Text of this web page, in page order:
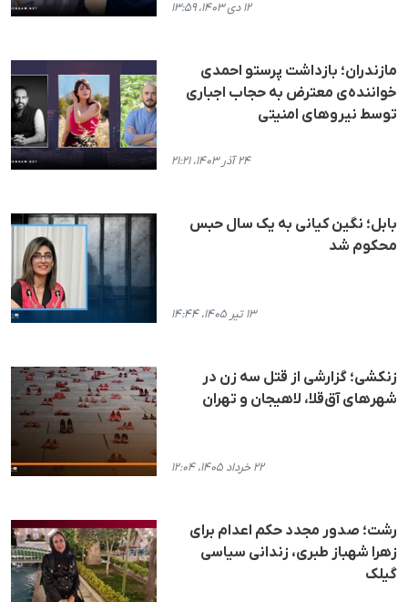
۱۲ دی ۱۴۰۳، ۱۳:۵۹
مازندران؛ بازداشت پرستو احمدی
خواننده‌ی معترض به حجاب اجباری
توسط نیروهای امنیتی
۲۴ آذر ۱۴۰۳، ۲۱:۲۱
بابل؛ نگین کیانی بە یک سال حبس
محکوم شد
۱۳ تیر ۱۴۰۵، ۱۴:۴۴
زنکشی؛ گزارشی از قتل سه زن در
شهرهای آق‌قلا، لاهیجان و تهران
۲۲ خرداد ۱۴۰۵، ۱۲:۰۴
رشت؛ صدور مجدد حکم اعدام برای
زهرا شهباز طبری، زندانی سیاسی
گیلک